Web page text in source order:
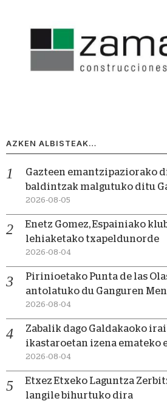
AZKEN ALBISTEAK…
Gazteen emantzipaziorako
baldintzak malgutuko ditu
2026-08-05
Enetz Gomez, Espainiako
lehiaketako txapeldunorde
2026-08-04
Pirinioetako Punta de las
antolatuko du Ganguren
2026-08-04
Zabalik dago Galdakaoko
ikastaroetan izena emateko
2026-08-04
Etxez Etxeko Laguntza
langile bihurtuko dira